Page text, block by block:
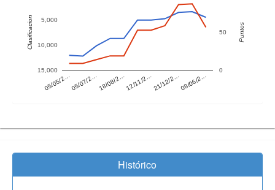
05/05/2…05/07/2…18/08/2…12/11/2…21/12/2…08/06/2…
5,000
10,000
15,000 0
50
Clasificacion Puntos
Histórico